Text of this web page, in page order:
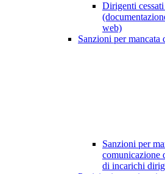
Dirigenti
web)
Sanzioni per mancata
Sanzioni per
comunicazione
di incarichi